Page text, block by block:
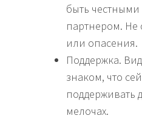
быть
партнером. Не
или опасения.
Поддержка.
знаком, что
поддерживать
мелочах.